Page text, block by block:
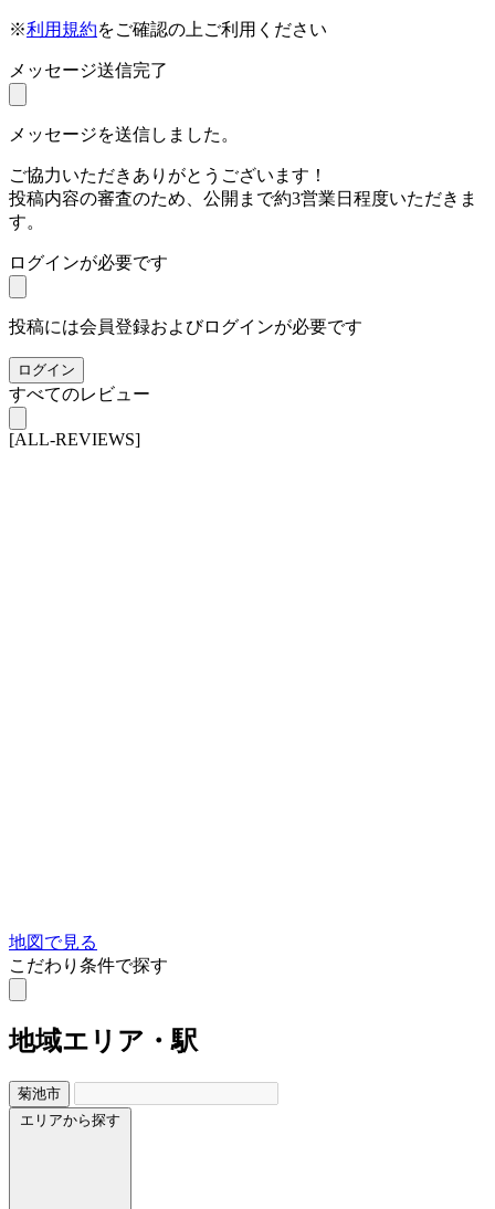
※利用規約をご確認の上ご利用ください
メッセージ送信完了
メッセージを送信しました。
ご協力いただきありがとうございます！
投稿内容の審査のため、公開まで約3営業日程度いただきま
す。
ログインが必要です
投稿には会員登録およびログインが必要です
ログイン
すべてのレビュー
[ALL-REVIEWS]
地図で見る
こだわり条件で探す
地域エリア・駅
菊池市
エリアから探す